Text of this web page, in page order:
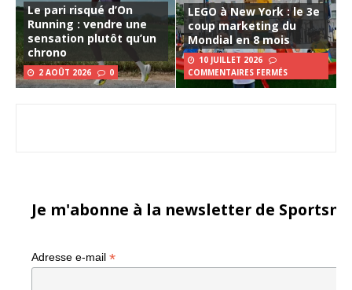
Le pari risqué d’On
Running : vendre une
sensation plutôt qu’un
chrono
2 AOÛT 2026 0
LEGO à New York : le 3e
coup marketing du
Mondial en 8 mois
10 JUILLET 2026
COMMENTAIRES FERMÉS
Je m'abonne à la newsletter de
Adresse e-mail *